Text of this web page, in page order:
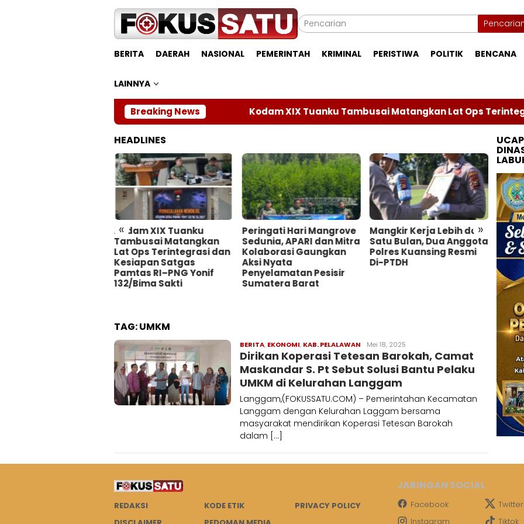
BERITA DAERAH NASIONAL PEMERINTAH KRIMINAL PERISTIWA POLITIK BENCANA
LAINNYA
Breaking News Kodam XIX Tuanku Tambusai Matangkan Lat Ops Terintegrasi
HEADLINES
« »
Kodam XIX Tuanku
Tambusai Matangkan
Lat Ops Terintegrasi dan
Kesiapan Satgas
Pamtas RI–PNG Yonif
132/Bima Sakti
Peringati Hari Mangrove
Sedunia, APARI dan Mitra
Kolaborasi Gaungkan
Aksi Nyata
Penyelamatan Pesisir
Sumatera Barat
Mangkir Kerja Lebih dari
Satu Bulan, Dua Anggota
Polres Kuansing Resmi
Di-PTDH
Miliar
TAG:UMKM
BERITA, EKONOMI, KAB. PELALAWAN Redaksi
Mei 18, 2025
Dirikan Koperasi Tetesan Barokah, Camat
Maskandar S. Pt Sebut Solusi Bantu Pelaku
UMKM di Kelurahan Langgam
Langgam,(FOKUSSATU.COM) – Pemerintahan Kecamatan
Langgam dengan Kelurahan Laggam bersama
masyarakat mendirikan Koperasi Tetesan Barokah
dalam […]
REDAKSI KODE ETIK
PRIVACY POLICY
JARINGAN SOCIAL
Facebook Twitter
Instagram
Tiktok